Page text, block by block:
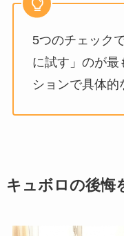
5つのチェック
に試す」のが最
ションで具体的
キュボロの後悔